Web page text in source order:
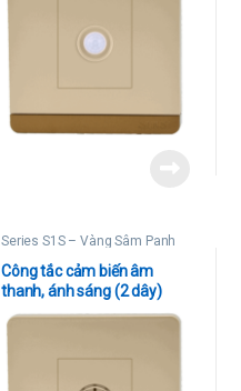
Series S1S – Vàng Sâm Panh
Công tắc cảm biến âm
thanh, ánh sáng (2 dây)